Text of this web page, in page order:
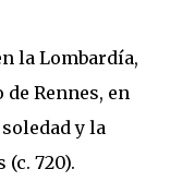
la Lombardía,
Rennes, en
y la
720).